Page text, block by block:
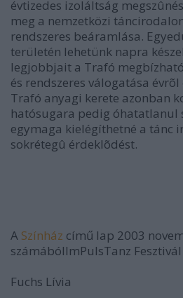
évtizedes izoláltság
meg a nemzetközi
rendszeres beáramlása.
területén lehetünk napra
legjobbjait a Trafó
és rendszeres válogatása
Trafó anyagi kerete azonban
hatósugara pedig óhatatlanul
egymaga kielégíthetné a tánc
sokrétegû érdeklõdést.
A Színház című lap 2003
számábólImPulsTanz Fesztivál
Fuchs Lívia